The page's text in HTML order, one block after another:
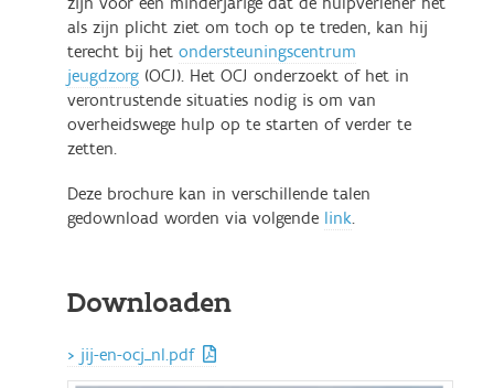
als zijn plicht ziet om toch op te treden, kan hij
terecht bij het ondersteuningscentrum
jeugdzorg (OCJ). Het OCJ onderzoekt of het in
verontrustende situaties nodig is om van
overheidswege hulp op te starten of verder te
zetten.
Deze brochure kan in verschillende talen
gedownload worden via volgende link.
Downloaden
jij-en-ocj_nl.pdf